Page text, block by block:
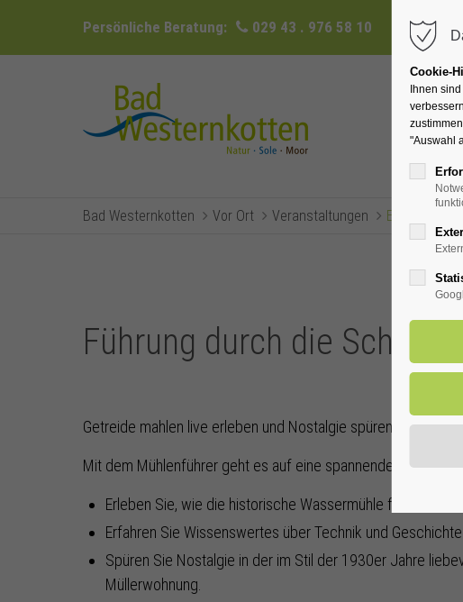
Persönliche Beratung: 029 43 . 976 58 10
Ihr
Bad Westernkotten Vor Ort Veranstaltungen
Führung durch die
Getreide mahlen live erleben und Nostalgie spüren.
Mit dem Mühlenführer geht es auf eine spannende Reise in
Erleben Sie, wie die historische Wassermühle funktioniert.
Erfahren Sie Wissenswertes über Technik und Geschichte.
Spüren Sie Nostalgie in der im Stil der 1930er Jahre
Müllerwohnung.
Cookie-
Ihnen
"Auswahl